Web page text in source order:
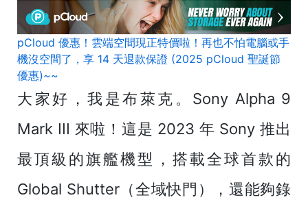
pCloud 優惠！雲端空間現正特價啦！再也不怕電腦或手
機沒空間了，享 14 天退款保證 (2025 pCloud 聖誕節
優惠)~~
大家好，我是布萊克。Sony Alpha 9
Mark III 來啦！這是 2023 年 Sony 推出
最頂級的旗艦機型，搭載全球首款的
Global Shutter（全域快門），還能夠錄